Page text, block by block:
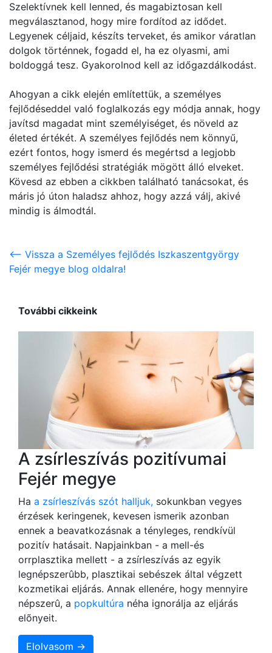
Szelektívnek kell lenned, és magabiztosan kell
megválasztanod, hogy mire fordítod az idődet.
Legyenek céljaid, készíts terveket, és amikor váratlan
dolgok történnek, fogadd el, ha ez olyasmi, ami
boldoggá tesz. Gyakorolnod kell az időgazdálkodást.
Ahogyan a cikk elején említettük, a személyes
fejlődéseddel való foglalkozás egy módja annak, hogy
javítsd magadat mint személyiséget, és növeld az
életed értékét. A személyes fejlődés nem könnyű,
ezért fontos, hogy ismerd és megértsd a legjobb
személyes fejlődési stratégiák mögött álló elveket.
Kövesd az ebben a cikkben található tanácsokat, és
máris jó úton haladsz ahhoz, hogy azzá válj, akivé
mindig is álmodtál.
<-- Vissza a Személyes fejlődés Iszkaszentgyörgy
Fejér megye blog oldalra!
További cikkeink
A zsírleszívás pozitívumai
Fejér megye
Ha a zsírleszívás szót halljuk, sokunkban vegyes
érzések keringenek, kevesen ismerik azonban
ennek a beavatkozásnak a tényleges, rendkívül
pozitív hatásait. Napjainkban - a mell-és
orrplasztika mellett - a zsírleszívás az egyik
legnépszerûbb, plasztikai sebészek által végzett
kozmetikai eljárás. Annak ellenére, hogy mennyire
népszerû, a popkultúra néha ignorálja az eljárás
elõnyeit.
Elolvasom →